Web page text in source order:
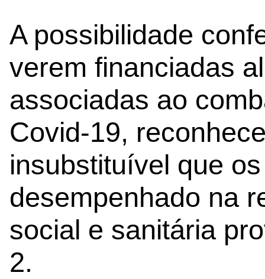
A possibilidade
verem financiadas
associadas ao
Covid-19,
insubstituível que
desempenhado na
social e sanitária
2.